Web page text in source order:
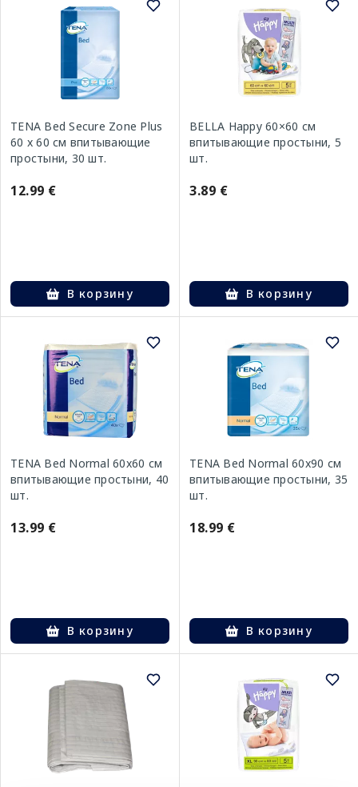
TENA Bed Secure Zone Plus
60 x 60 см впитывающие
простыни, 30 шт.
12.99 €
В корзину
BELLA Happy 60×60 см
впитывающие простыни, 5
шт.
3.89 €
В корзину
TENA Bed Normal 60x60 см
впитывающие простыни, 40
шт.
13.99 €
В корзину
TENA Bed Normal 60x90 см
впитывающие простыни, 35
шт.
18.99 €
В корзину